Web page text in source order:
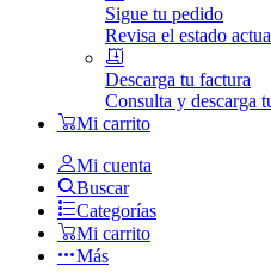
Sigue tu pedido
Revisa el estado
Descarga tu factura
Consulta y descarga
Mi carrito
Mi cuenta
Buscar
Categorías
Mi carrito
Más